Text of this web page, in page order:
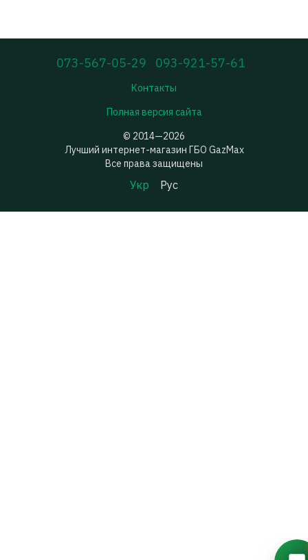
073-567-05-29 093-921-57-61
Контакты
Полная версия сайта
© 2014—2026
Лучший интернет-магазин ГБО GazMax
Все права защищены
Укр Рус